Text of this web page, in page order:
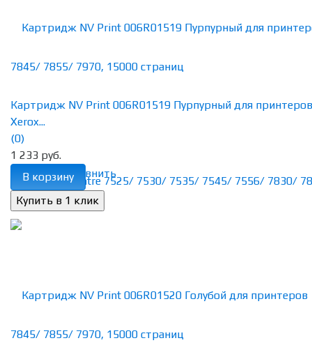
избранное сравнить
Картридж NV Print 006R01519 Пурпурный для принтеров
Xerox...
(0)
1 233 руб.
В корзину